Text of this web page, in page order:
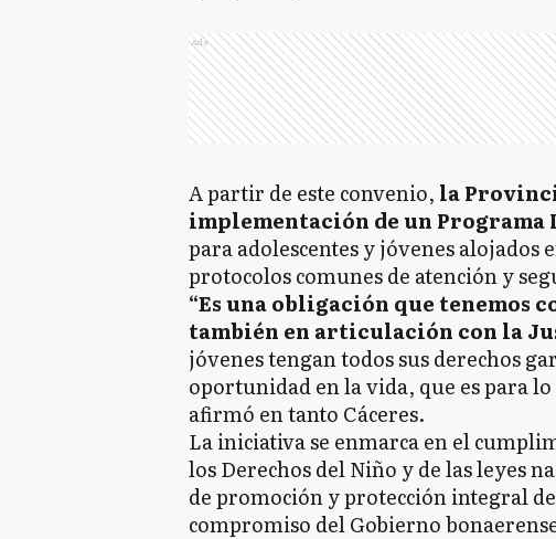
Ads
A partir de este convenio, la
implementación de un Programa
para adolescentes y jóvenes alojados
protocolos comunes de atención y
“Es una obligación que tenemos
también en articulación con la
jóvenes tengan todos sus derechos
oportunidad en la vida, que es para lo
afirmó en tanto Cáceres.
La iniciativa se enmarca en el
los Derechos del Niño y de las leyes
de promoción y protección integral
compromiso del Gobierno